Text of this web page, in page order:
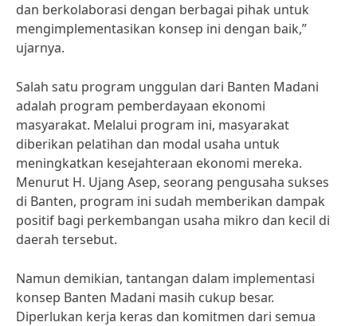
dan berkolaborasi dengan berbagai pihak untuk
mengimplementasikan konsep ini dengan baik,”
ujarnya.
Salah satu program unggulan dari Banten Madani
adalah program pemberdayaan ekonomi
masyarakat. Melalui program ini, masyarakat
diberikan pelatihan dan modal usaha untuk
meningkatkan kesejahteraan ekonomi mereka.
Menurut H. Ujang Asep, seorang pengusaha sukses
di Banten, program ini sudah memberikan dampak
positif bagi perkembangan usaha mikro dan kecil di
daerah tersebut.
Namun demikian, tantangan dalam implementasi
konsep Banten Madani masih cukup besar.
Diperlukan kerja keras dan komitmen dari semua